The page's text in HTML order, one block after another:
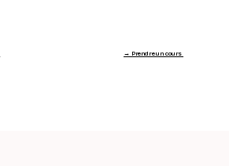
→ Prendre un cours